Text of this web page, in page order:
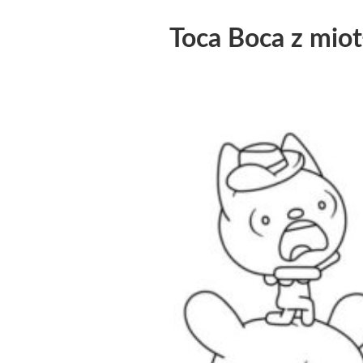
Toca Boca z